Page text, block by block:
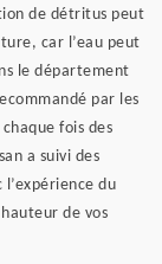
de détritus peut
car l’eau peut
le département
par les
fois des
a suivi des
du
de vos